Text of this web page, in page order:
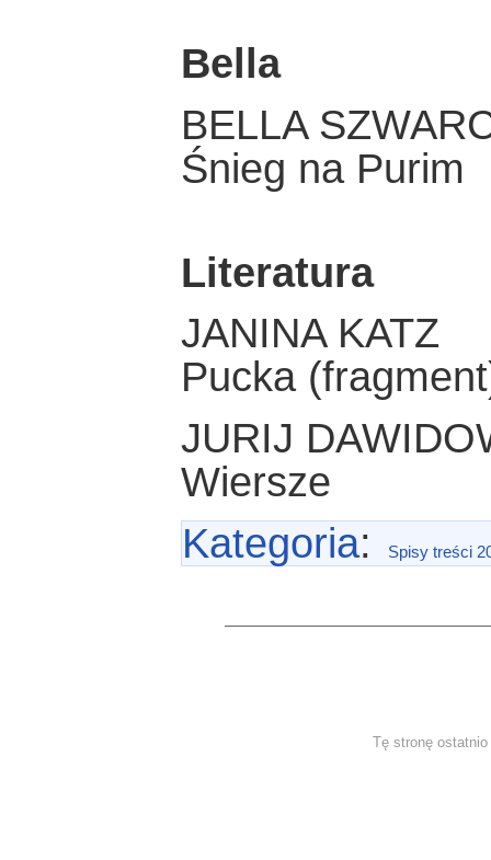
Bella
BELLA
Śnieg na Purim
Literatura
JANINA KATZ
Pucka
JURIJ
Wiersze
Kategoria: Spisy treści
Tę stronę